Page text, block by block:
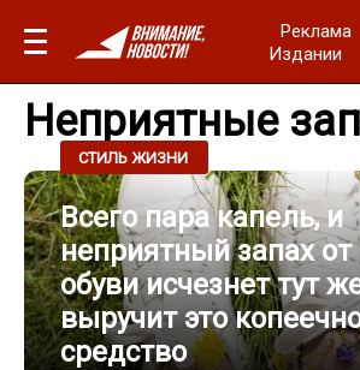
Реклама
Издании
Неприятные
СТИЛЬ ЖИЗНИ
Всего пара капель, и
неприятный запах от
обуви исчезнет тут
выручит это
средство